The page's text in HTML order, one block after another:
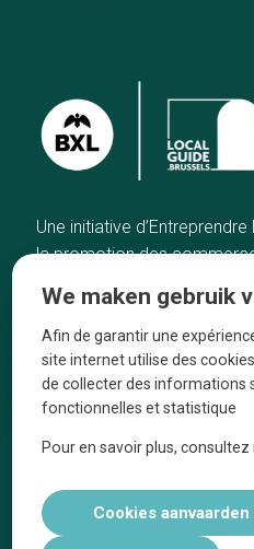
Une initiative
la promotion des
Home
De beste adressen
Blog
Winkelwijken
Tops 10
We maken gebruik
Afin de garantir une
site internet utilise des
de collecter des informations
fonctionnelles et statistique
Pour en savoir plus,
Cookies aanvaarden